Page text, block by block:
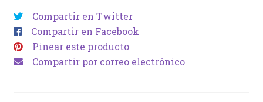
Compartir en Twitter
Compartir en Facebook
Pinear este producto
Compartir por correo electrónico